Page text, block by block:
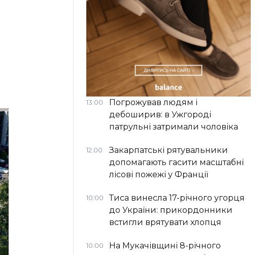
13:00
Погрожував людям і
дебоширив: в Ужгороді
патрульні затримали чоловіка
12:00
Закарпатські рятувальники
допомагають гасити масштабні
лісові пожежі у Франції
10:00
Тиса винесла 17-річного угорця
до України: прикордонники
встигли врятувати хлопця
10:00
На Мукачівщині 8-річного